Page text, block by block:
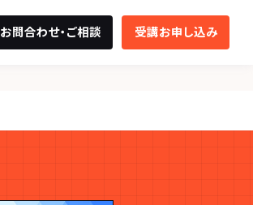
お問合わせ・ご相談 受講お申し込み